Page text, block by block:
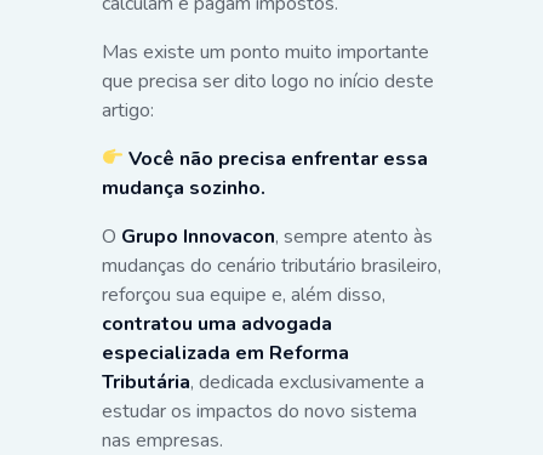
Mas existe um ponto muito importante
que precisa ser dito logo no início deste
artigo:
Você não precisa enfrentar essa
mudança sozinho.
O Grupo Innovacon, sempre atento às
mudanças do cenário tributário brasileiro,
reforçou sua equipe e, além disso,
contratou uma advogada
especializada em Reforma
Tributária, dedicada exclusivamente a
estudar os impactos do novo sistema
nas empresas.